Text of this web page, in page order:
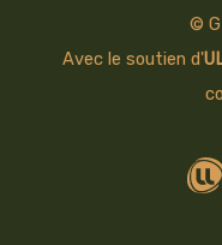
©
Avec le soutien d'